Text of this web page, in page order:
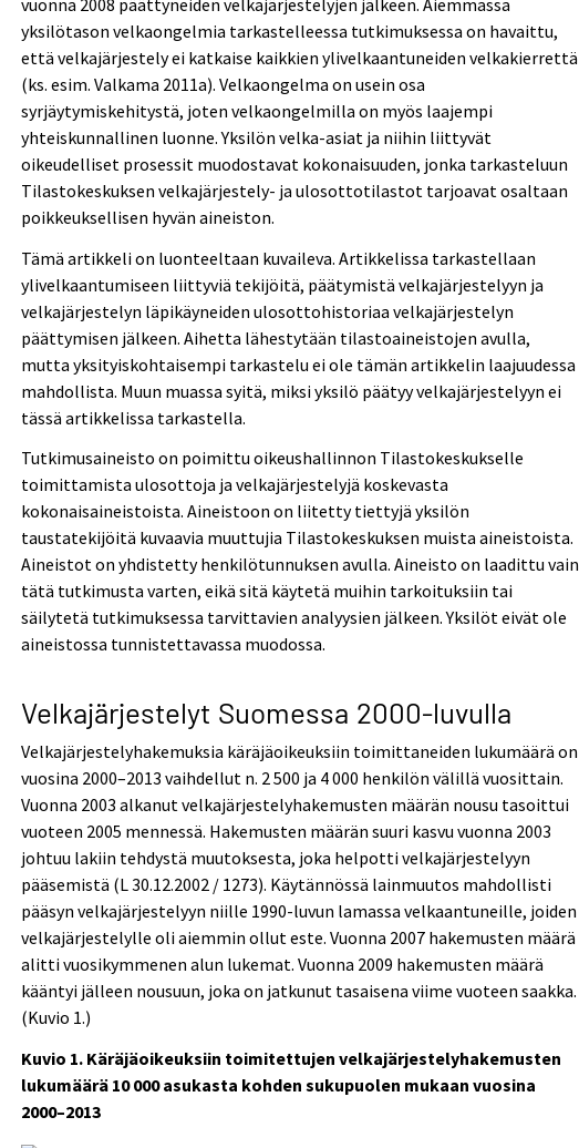
yksilötason velkaongelmia tarkastelleessa tutkimuksessa on havaittu,
että velkajärjestely ei katkaise kaikkien ylivelkaantuneiden velkakierrettä
(ks. esim. Valkama 2011a). Velkaongelma on usein osa
syrjäytymiskehitystä, joten velkaongelmilla on myös laajempi
yhteiskunnallinen luonne. Yksilön velka-asiat ja niihin liittyvät
oikeudelliset prosessit muodostavat kokonaisuuden, jonka tarkasteluun
Tilastokeskuksen velkajärjestely- ja ulosottotilastot tarjoavat osaltaan
poikkeuksellisen hyvän aineiston.
Tämä artikkeli on luonteeltaan kuvaileva. Artikkelissa tarkastellaan
ylivelkaantumiseen liittyviä tekijöitä, päätymistä velkajärjestelyyn ja
velkajärjestelyn läpikäyneiden ulosottohistoriaa velkajärjestelyn
päättymisen jälkeen. Aihetta lähestytään tilastoaineistojen avulla,
mutta yksityiskohtaisempi tarkastelu ei ole tämän artikkelin laajuudessa
mahdollista. Muun muassa syitä, miksi yksilö päätyy velkajärjestelyyn ei
tässä artikkelissa tarkastella.
Tutkimusaineisto on poimittu oikeushallinnon Tilastokeskukselle
toimittamista ulosottoja ja velkajärjestelyjä koskevasta
kokonaisaineistoista. Aineistoon on liitetty tiettyjä yksilön
taustatekijöitä kuvaavia muuttujia Tilastokeskuksen muista aineistoista.
Aineistot on yhdistetty henkilötunnuksen avulla. Aineisto on laadittu vain
tätä tutkimusta varten, eikä sitä käytetä muihin tarkoituksiin tai
säilytetä tutkimuksessa tarvittavien analyysien jälkeen. Yksilöt eivät ole
aineistossa tunnistettavassa muodossa.
Velkajärjestelyt Suomessa 2000-luvulla
Velkajärjestelyhakemuksia käräjäoikeuksiin toimittaneiden lukumäärä on
vuosina 2000–2013 vaihdellut n. 2 500 ja 4 000 henkilön välillä vuosittain.
Vuonna 2003 alkanut velkajärjestelyhakemusten määrän nousu tasoittui
vuoteen 2005 mennessä. Hakemusten määrän suuri kasvu vuonna 2003
johtuu lakiin tehdystä muutoksesta, joka helpotti velkajärjestelyyn
pääsemistä (L 30.12.2002 / 1273). Käytännössä lainmuutos mahdollisti
pääsyn velkajärjestelyyn niille 1990-luvun lamassa velkaantuneille, joiden
velkajärjestelylle oli aiemmin ollut este. Vuonna 2007 hakemusten määrä
alitti vuosikymmenen alun lukemat. Vuonna 2009 hakemusten määrä
kääntyi jälleen nousuun, joka on jatkunut tasaisena viime vuoteen saakka.
(Kuvio 1.)
Kuvio 1. Käräjäoikeuksiin toimitettujen velkajärjestelyhakemusten
lukumäärä 10 000 asukasta kohden sukupuolen mukaan vuosina
2000–2013